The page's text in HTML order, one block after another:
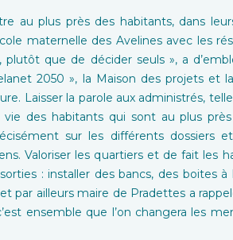
au plus près des habitants, dans
maternelle des Avelines avec les
que de décider seuls », a
2050 », la Maison des projets et
Laisser la parole aux administrés,
des habitants qui sont au plus
sur les différents
Valoriser les quartiers et de fait les
: installer des bancs, des boites à
par ailleurs maire de Pradettes a
ensemble que l’on changera les